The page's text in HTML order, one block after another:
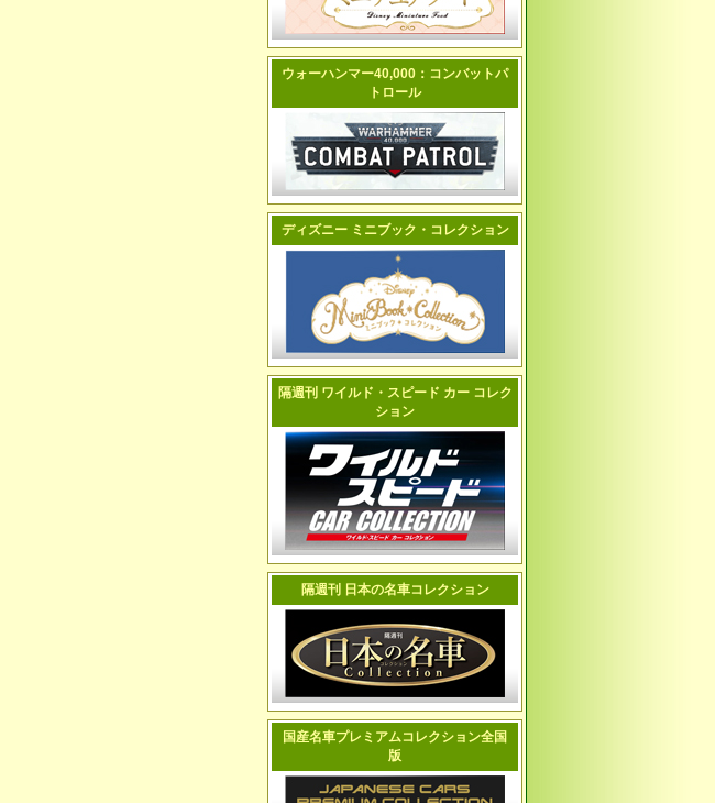
ウォーハンマー40,000：コンバットパ
トロール
ディズニー ミニブック・コレクション
隔週刊 ワイルド・スピード カー コレク
ション
隔週刊 日本の名車コレクション
国産名車プレミアムコレクション全国
版